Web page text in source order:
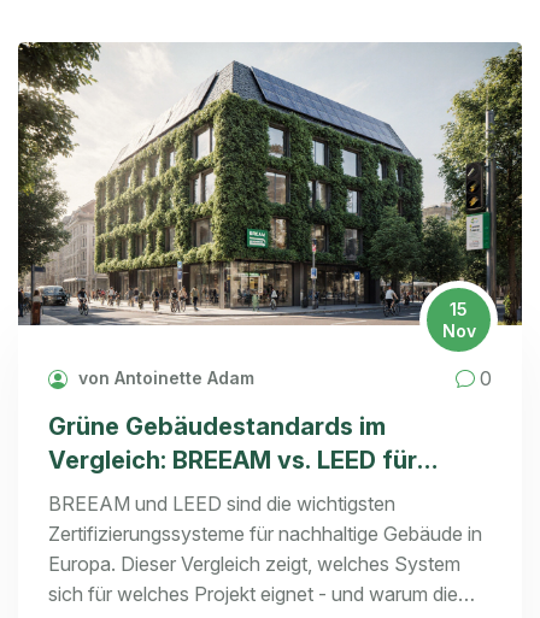
15
Nov
von Antoinette Adam 0
Grüne Gebäudestandards im
Vergleich: BREEAM vs. LEED für
Immobilien in Europa
BREEAM und LEED sind die wichtigsten
Zertifizierungssysteme für nachhaltige Gebäude in
Europa. Dieser Vergleich zeigt, welches System
sich für welches Projekt eignet - und warum die